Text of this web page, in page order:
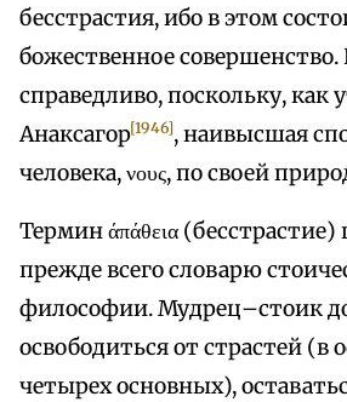
бесстрастия, ибо в этом
божественное совершенство.
справедливо, поскольку, как
Анаксагор[1946], наивысшая
человека, νους, по своей
Термин άπάθεια
прежде всего словарю
философии. Мудрец–стоик
освободиться от страстей (в
четырех основных),